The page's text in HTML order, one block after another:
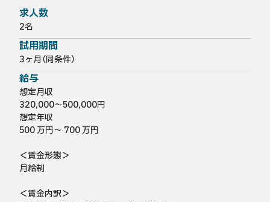
求人数
2名
試用期間
3ヶ月（同条件）
給与
想定月収
320,000〜500,000円
想定年収
500 万円～ 700 万円
＜賃金形態＞
月給制
＜賃金内訳＞